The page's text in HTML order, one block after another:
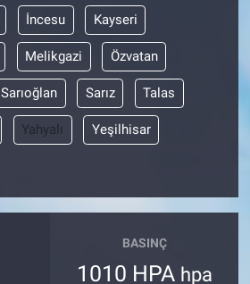
İncesu Kayseri
Melikgazi Özvatan
Sarıoğlan Sarız Talas
Yahyalı Yeşilhisar
BASINÇ
1010 HPA hpa